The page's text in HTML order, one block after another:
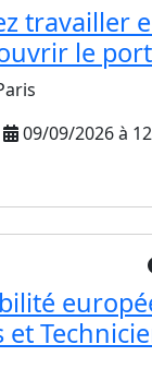
travailler
le
09/09/2026 à
et